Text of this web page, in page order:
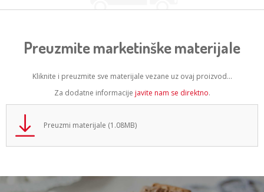
Preuzmite marketinške materijale
Kliknite i preuzmite sve materijale vezane uz ovaj proizvod...
Za dodatne informacije javite nam se direktno.
Preuzmi materijale (1.08MB)